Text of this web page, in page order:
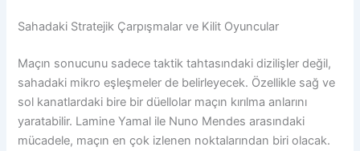
Sahadaki Stratejik Çarpışmalar ve Kilit Oyuncular
Maçın sonucunu sadece taktik tahtasındaki dizilişler değil,
sahadaki mikro eşleşmeler de belirleyecek. Özellikle sağ ve
sol kanatlardaki bire bir düellolar maçın kırılma anlarını
yaratabilir. Lamine Yamal ile Nuno Mendes arasındaki
mücadele, maçın en çok izlenen noktalarından biri olacak.